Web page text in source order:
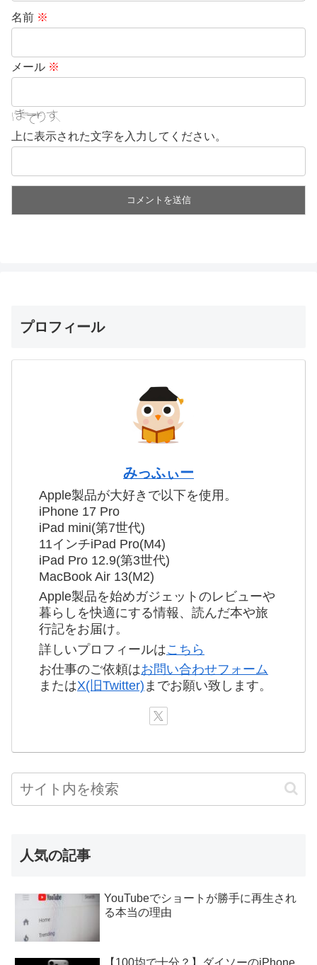
名前 ※
メール ※
上に表示された文字を入力してください。
プロフィール
みっふぃー
Apple製品が大好きで以下を使用。
iPhone 17 Pro
iPad mini(第7世代)
11インチiPad Pro(M4)
iPad Pro 12.9(第3世代)
MacBook Air 13(M2)
Apple製品を始めガジェットのレビューや
暮らしを快適にする情報、読んだ本や旅
行記をお届け。
詳しいプロフィールはこちら
お仕事のご依頼はお問い合わせフォーム
またはX(旧Twitter) までお願い致します。
人気の記事
YouTubeでショートが勝手に再生され
る本当の理由